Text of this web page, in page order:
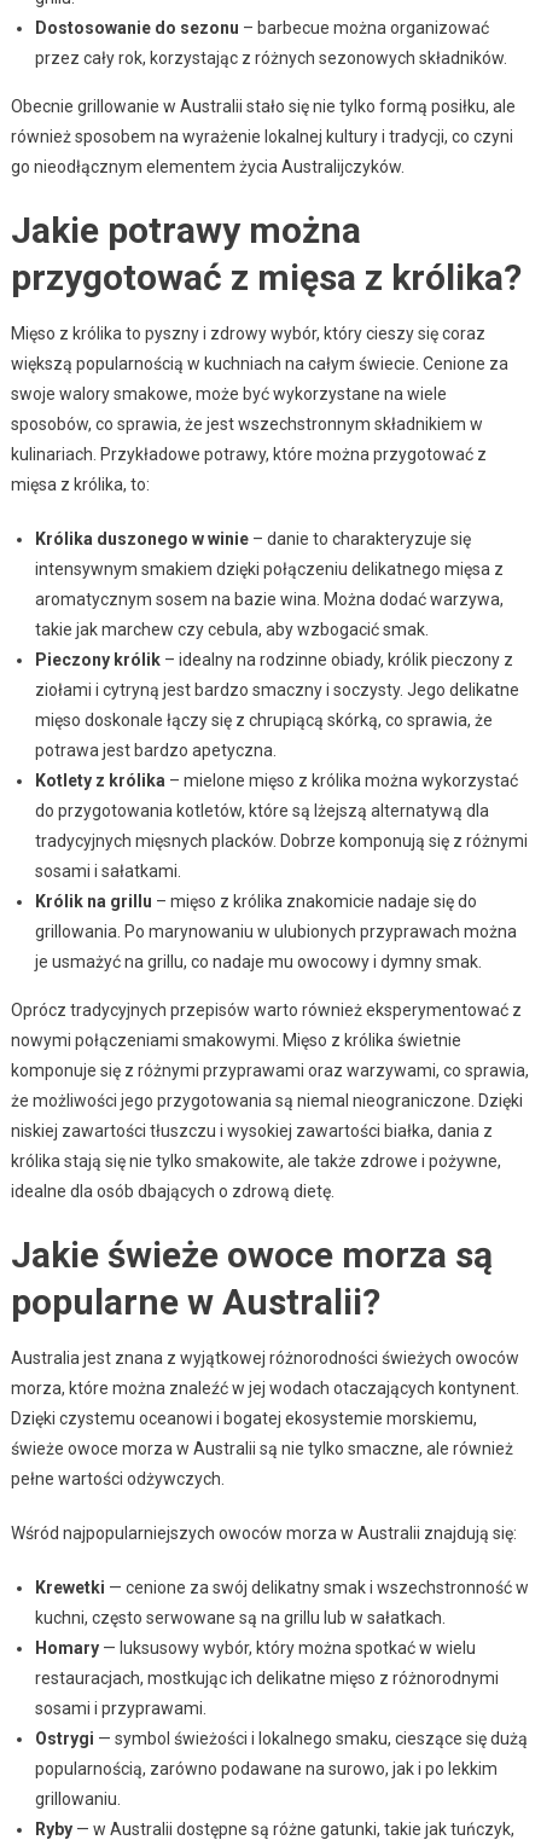
Dostosowanie do sezonu – barbecue można organizować
przez cały rok, korzystając z różnych sezonowych składników.
Obecnie grillowanie w Australii stało się nie tylko formą posiłku, ale
również sposobem na wyrażenie lokalnej kultury i tradycji, co czyni
go nieodłącznym elementem życia Australijczyków.
Jakie potrawy można
przygotować z mięsa z królika?
Mięso z królika to pyszny i zdrowy wybór, który cieszy się coraz
większą popularnością w kuchniach na całym świecie. Cenione za
swoje walory smakowe, może być wykorzystane na wiele
sposobów, co sprawia, że jest wszechstronnym składnikiem w
kulinariach. Przykładowe potrawy, które można przygotować z
mięsa z królika, to:
Królika duszonego w winie– danie to charakteryzuje się
intensywnym smakiem dzięki połączeniu delikatnego mięsa z
aromatycznym sosem na bazie wina. Można dodać warzywa,
takie jak marchew czy cebula, aby wzbogacić smak.
Pieczony królik– idealny na rodzinne obiady, królik pieczony z
ziołami i cytryną jest bardzo smaczny i soczysty. Jego delikatne
mięso doskonale łączy się z chrupiącą skórką, co sprawia, że
potrawa jest bardzo apetyczna.
Kotlety z królika – mielone mięso z królika można wykorzystać
do przygotowania kotletów, które są lżejszą alternatywą dla
tradycyjnych mięsnych placków. Dobrze komponują się z różnymi
sosami i sałatkami.
Królik na grillu – mięso z królika znakomicie nadaje się do
grillowania. Po marynowaniu w ulubionych przyprawach można
je usmażyć na grillu, co nadaje mu owocowy i dymny smak.
Oprócz tradycyjnych przepisów warto również eksperymentować z
nowymi połączeniami smakowymi. Mięso z królika świetnie
komponuje się z różnymi przyprawami oraz warzywami, co sprawia,
że możliwości jego przygotowania są niemal nieograniczone. Dzięki
niskiej zawartości tłuszczu i wysokiej zawartości białka, dania z
królika stają się nie tylko smakowite, ale także zdrowe i pożywne,
idealne dla osób dbających o zdrową dietę.
Jakie świeże owoce morza są
popularne w Australii?
Australia jest znana z wyjątkowej różnorodności świeżych owoców
morza, które można znaleźć w jej wodach otaczających kontynent.
Dzięki czystemu oceanowi i bogatej ekosystemie morskiemu,
świeże owoce morza w Australii są nie tylko smaczne, ale również
pełne wartości odżywczych.
Wśród najpopularniejszych owoców morza w Australii znajdują się:
Krewetki — cenione za swój delikatny smak i wszechstronność w
kuchni, często serwowane są na grillu lub w sałatkach.
Homary— luksusowy wybór, który można spotkać w wielu
restauracjach, mostkując ich delikatne mięso z różnorodnymi
sosami i przyprawami.
Ostrygi — symbol świeżości i lokalnego smaku, cieszące się dużą
popularnością, zarówno podawane na surowo, jak i po lekkim
grillowaniu.
Ryby— w Australii dostępne są różne gatunki, takie jak tuńczyk,